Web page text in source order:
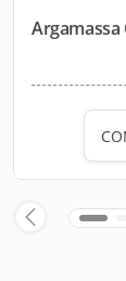
Argamassa